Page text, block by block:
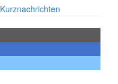
Kurznachrichten